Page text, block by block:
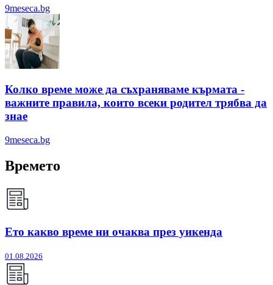
9meseca.bg
Колко време може да съхраняваме кърмата -
важните правила, които всеки родител трябва да
знае
9meseca.bg
Времето
Ето какво време ни очаква през уикенда
01.08.2026